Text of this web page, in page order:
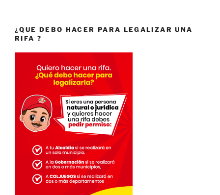
¿QUE DEBO HACER PARA LEGALIZAR UNA
RIFA ?